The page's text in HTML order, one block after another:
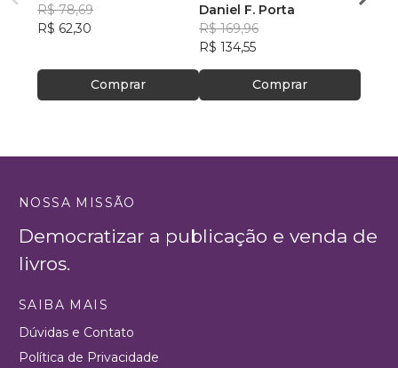
R$ 78,69
R$ 62,30
Comprar
Rumo ao Desconhecido
Daniel F. Porta
R$ 169,96
R$ 134,55
Comprar
R$
NOSSA MISSÃO
Democratizar a publicação e venda de
livros.
SAIBA MAIS
Dúvidas e Contato
Política de Privacidade